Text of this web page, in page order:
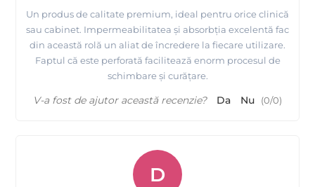
Un produs de calitate premium, ideal pentru orice clinică
sau cabinet. Impermeabilitatea și absorbția excelentă fac
din această rolă un aliat de încredere la fiecare utilizare.
Faptul că este perforată facilitează enorm procesul de
schimbare și curățare.
V-a fost de ajutor această recenzie? Da Nu (0/0)
D